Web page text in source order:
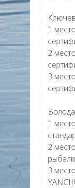
1
2
3
1
2
3